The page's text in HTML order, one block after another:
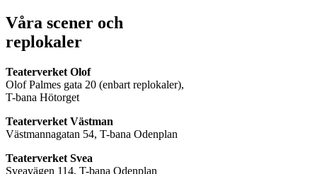
Våra scener och
replokaler
Teaterverket Olof
Olof Palmes gata 20 (enbart replokaler),
T-bana Hötorget
Teaterverket Västman
Västmannagatan 54, T-bana Odenplan
Teaterverket Svea
Sveavägen 114, T-bana Odenplan